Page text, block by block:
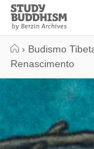
Close
Study
Buddhism
› Budismo
Renascimento